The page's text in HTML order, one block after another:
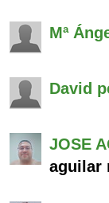
Mª
David
JOSE
aguilar